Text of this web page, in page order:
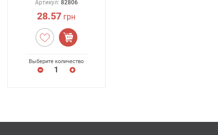
Артикул: 82806
28.57 грн
Выберите количество